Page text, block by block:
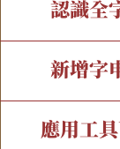
認識全
全字庫
中文碼
IDS查
複合查
新增字
新字申請處
字形即
應用工